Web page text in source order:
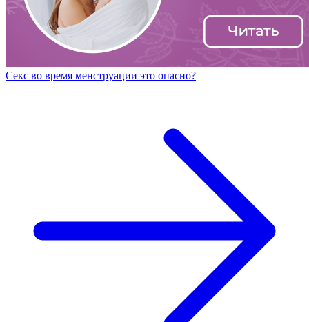
Секс во время менструации это опасно?